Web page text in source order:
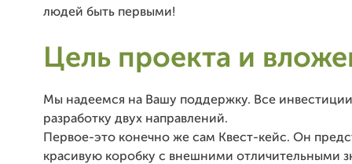
людей быть первыми!
Цель проекта и
Мы надеемся на Вашу поддержку. Все
разработку двух направлений.
Первое-это конечно же сам Квест-кейс. Он
красивую коробку с внешними отличительными